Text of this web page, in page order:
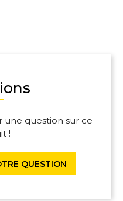
une question sur ce
!
QUESTION